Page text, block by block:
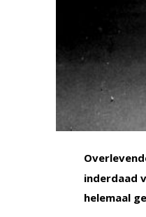
inderdaad
helemaal